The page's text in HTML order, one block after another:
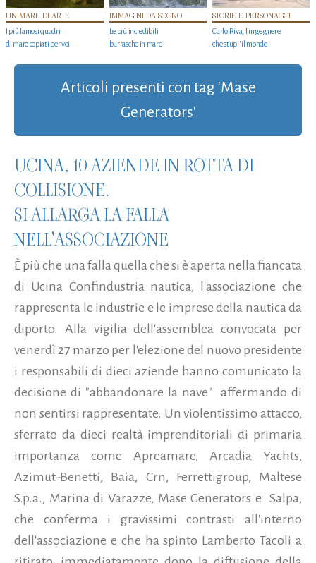
UN MARE DI ARTE
I più famosi quadri
di mare copiati per voi
IMMAGINI DA SOGNO
Le più incredibili
burrasche in mare
STORIE E PERSONAGGI
Carlo Riva, l’ingegnere
che stupi' il mondo
Articoli presenti con tag 'Mase
Generators'
UCINA, 10 AZIENDE IN ROTTA DI
COLLISIONE.
SI ALLARGA LA FALLA
NELL'ASSOCIAZIONE
È più che una falla quella che si è aperta nella fiancata
di Ucina Confindustria nautica, l'associazione che
rappresenta le industrie e le imprese della nautica da
diporto. Alla vigilia dell'assemblea convocata per
venerdì 27 marzo per l'elezione del nuovo presidente
i responsabili di dieci aziende hanno comunicato la
decisione di "abbandonare la nave" affermando di
non sentirsi rappresentate. Un violentissimo attacco,
sferrato da dieci realtà imprenditoriali di primaria
importanza come Apreamare, Arcadia Yachts,
Azimut-Benetti, Baia, Crn, Ferrettigroup, Maltese
S.p.a., Marina di Varazze, Mase Generators e Salpa,
che conferma i gravissimi contrasti all'interno
dell'associazione e che ha spinto Lamberto Tacoli a